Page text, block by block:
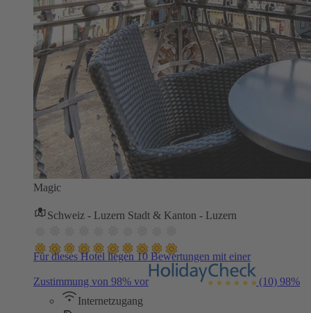
Magic
Schweiz - Luzern Stadt & Kanton - Luzern
Für dieses Hotel liegen 10 Bewertungen mit einer
Zustimmung von 98% vor (10) 98%
Internetzugang